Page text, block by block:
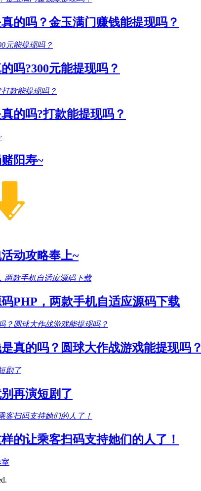
的吗？金玉满门赚钱能提现吗？
吗?300元能提现吗？
的吗?打款能提现吗？
阳寿~
动攻略奉上~
PHP，两款手机自适应源码下载
真的吗？圆球大作战游戏能提现吗？
再演短剧了
的让乘客扫码支持她们的人了！